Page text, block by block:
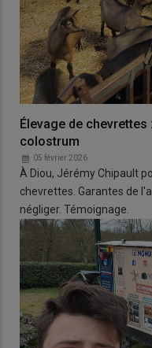
Élevage de
colostrum
05 février 2026
À Diou, Jérémy Chipault
chevrettes. Garantes de
négliger. Témoignage.